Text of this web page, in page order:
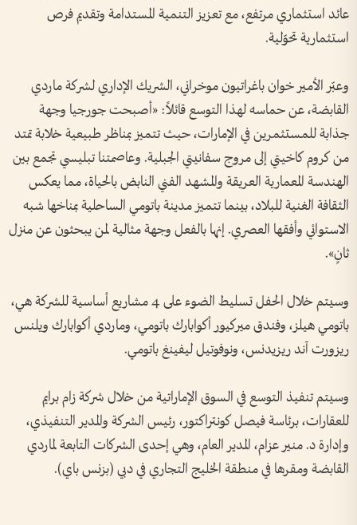
عائد استثماري مرتفع، مع تعزيز التنمية المستدامة وتقديم فرص
استثمارية تحوّلية.
وعبّر الأمير خوان باغراتيون موخراني، الشريك الإداري لشركة ماردي
القابضة، عن حماسه لهذا التوسع قائلاً: «أصبحت جورجيا وجهة
جذابة للمستثمرين في الإمارات، حيث تتميز بمناظر طبيعية خلابة تمتد
من كروم كاخيتي إلى مروج سفانيتي الجبلية. وعاصمتنا تبليسي تجمع بين
الهندسة المعمارية العريقة والمشهد الفني النابض بالحياة، مما يعكس
الثقافة الغنية للبلاد، بينما تتميز مدينة باتومي الساحلية بمناخها شبه
الاستوائي وأفقها العصري. إنها بالفعل وجهة مثالية لمن يبحثون عن منزل
ثانٍ».
وسيتم خلال الحفل تسليط الضوء على 4 مشاريع أساسية للشركة هي،
باتومي هيلز، وفندق ميركيور أكوابارك باتومي، وماردي أكوابارك ويلنس
ريزورت آند ريزيدنس، ونوفوتيل ليفينغ باتومي.
وسيتم تنفيذ التوسع في السوق الإماراتية من خلال شركة زام برايم
للعقارات، برئاسة فيصل كونتراكتور، رئيس الشركة والمدير التنفيذي،
وإدارة د. منير عزام، المدير العام، وهي إحدى الشركات التابعة لماردي
القابضة ومقرها في منطقة الخليج التجاري في دبي (بزنس باي).